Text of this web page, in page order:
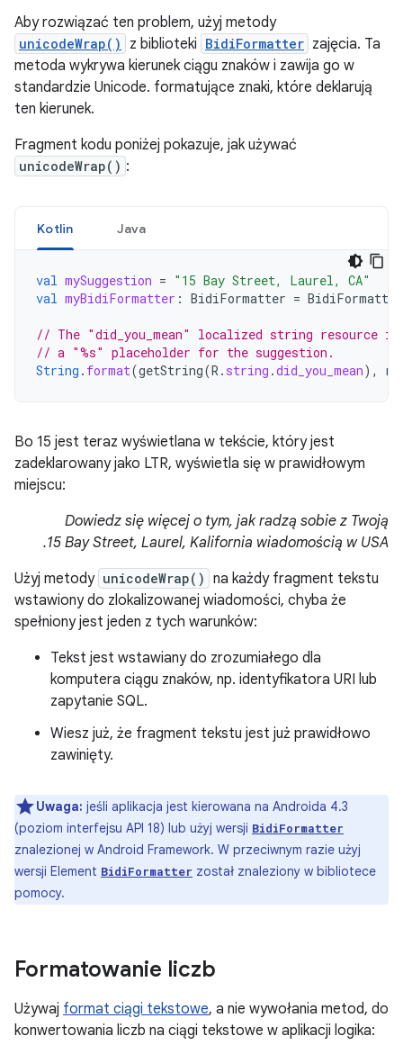
Aby rozwiązać ten problem, użyj metody
unicodeWrap() z biblioteki BidiFormatter zajęcia. Ta
metoda wykrywa kierunek ciągu znaków i zawija go w
standardzie Unicode. formatujące znaki, które deklarują
ten kierunek.
Fragment kodu poniżej pokazuje, jak używać
unicodeWrap() :
Kotlin Java
val mySuggestion = "15 Bay Street, Laurel, CA"
val myBidiFormatter : BidiFormatter = BidiFormatter
// The "did_you_mean" localized string resource
// a "%s" placeholder for the suggestion.
String . format(getString(R . string .did_you_mean),
Bo 15 jest teraz wyświetlana w tekście, który jest
zadeklarowany jako LTR, wyświetla się w prawidłowym
miejscu:
Dowiedz się więcej o tym, jak radzą sobie z Twoją
wiadomością w USA
15 Bay Street, Laurel, Kalifornia
.
Użyj metody unicodeWrap() na każdy fragment tekstu
wstawiony do zlokalizowanej wiadomości, chyba że
spełniony jest jeden z tych warunków:
Tekst jest wstawiany do zrozumiałego dla
komputera ciągu znaków, np. identyfikatora URI lub
zapytanie SQL.
Wiesz już, że fragment tekstu jest już prawidłowo
zawinięty.
Uwaga: jeśli aplikacja jest kierowana na Androida 4.3
(poziom interfejsu API 18) lub użyj wersji BidiFormatter
znalezionej w Android Framework. W przeciwnym razie użyj
wersji Element BidiFormatter został znaleziony w bibliotece
pomocy.
Formatowanie liczb
Używaj format ciągi tekstowe, a nie wywołania metod, do
konwertowania liczb na ciągi tekstowe w aplikacji logika: